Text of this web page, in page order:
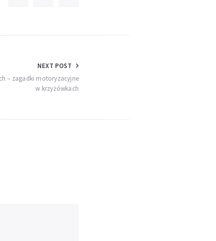
NEXT POST
– zagadki motoryzacyjne
w krzyżówkach